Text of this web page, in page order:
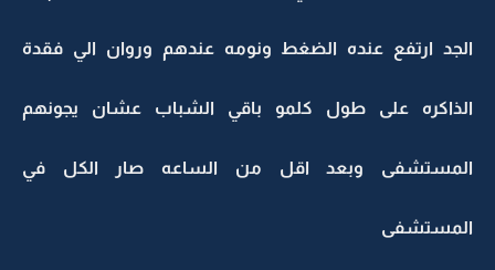
الجد ارتفع عنده الضغط ونومه عندهم وروان الي فقدة
الذاكره على طول كلمو باقي الشباب عشان يجونهم
المستشفى وبعد اقل من الساعه صار الكل في
المستشفى